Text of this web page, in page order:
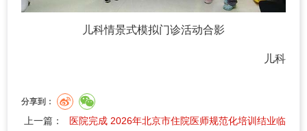
儿科情景式模拟门诊活动合影
儿科
分享到：
上一篇：
医院完成 2026年北京市住院医师规范化培训结业临